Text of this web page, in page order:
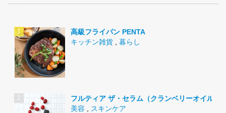
高級フライパン PENTA
キッチン雑貨
暮らし
フルティア ザ・セラム（クランベリーオイル）
美容
スキンケア